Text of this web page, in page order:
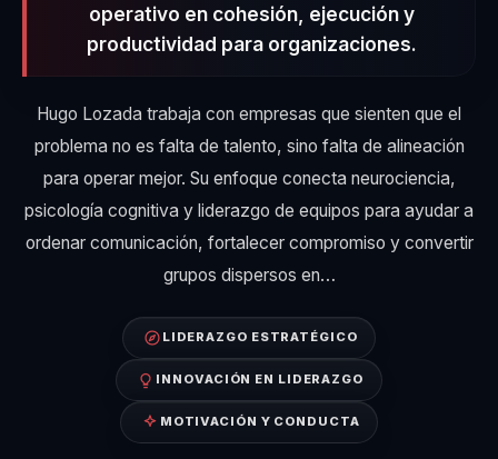
operativo en cohesión, ejecución y
productividad para organizaciones.
Hugo Lozada trabaja con empresas que sienten que el
problema no es falta de talento, sino falta de alineación
para operar mejor. Su enfoque conecta neurociencia,
psicología cognitiva y liderazgo de equipos para ayudar a
ordenar comunicación, fortalecer compromiso y convertir
grupos dispersos en…
LIDERAZGO ESTRATÉGICO
INNOVACIÓN EN LIDERAZGO
MOTIVACIÓN Y CONDUCTA